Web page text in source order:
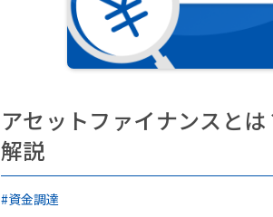
アセットファイナンスと
解説
#資金調達